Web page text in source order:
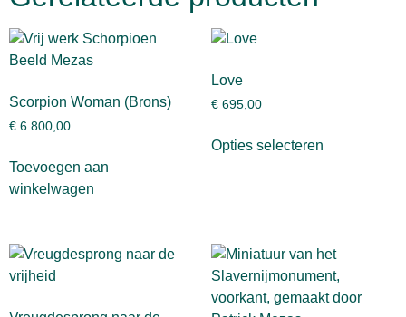
Scorpion Woman (Brons)
€ 6.800,00
Toevoegen aan
winkelwagen
Love
€695,00
Opties selecteren